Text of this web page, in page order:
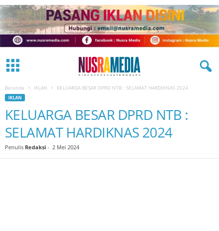
Beranda IKLAN KELUARGA BESAR DPRD NTB : SELAMAT HARDIKNAS 2024
IKLAN
KELUARGA BESAR DPRD NTB :
SELAMAT HARDIKNAS 2024
Penulis Redaksi - 2 Mei 2024